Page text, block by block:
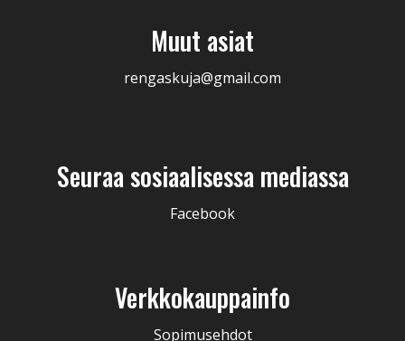
Muut asiat
rengaskuja@gmail.com
Seuraa sosiaalisessa mediassa
Facebook
Verkkokauppainfo
Sopimusehdot